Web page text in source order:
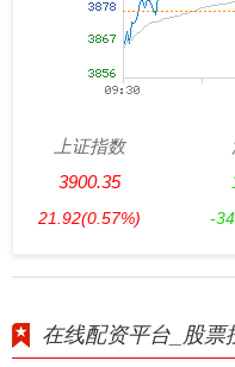
上证指数
3900.35
21.92(0.57%) -
在线配资平台_股票